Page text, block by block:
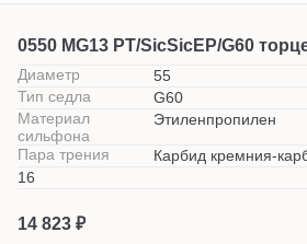
0550 MG13 PT/SicSicEP/G60
Диаметр
55
Тип седла
G60
Материал
сильфона
Этиленпропилен
Пара трения
Карбид кремния-
16
14 823 ₽